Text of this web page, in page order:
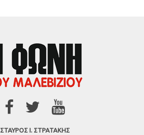
ΣΤΑΥΡΟΣ Ι. ΣΤΡΑΤΑΚΗΣ